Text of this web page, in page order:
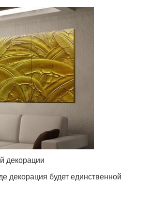
декорации
декорация будет единственной